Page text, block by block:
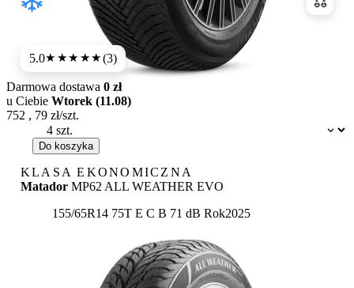
5.0★★★★★(3)
Dostępność:
Darmowa dostawa 0 zł
u Ciebie Wtorek (11.08)
752 , 79 zł/szt.
Do koszyka
KLASA EKONOMICZNA
Matador MP62 ALL WEATHER EVO
155/65R14 75T Etykieta:
E C B 71 dB Rok2025